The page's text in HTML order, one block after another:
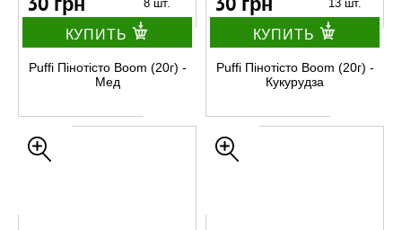
8 шт.
КУПИТЬ
Puffi Пінотісто Boom (20г) -
Мед
13 шт.
КУПИТЬ
Puffi Пінотісто Boom (20г) -
Кукурудза